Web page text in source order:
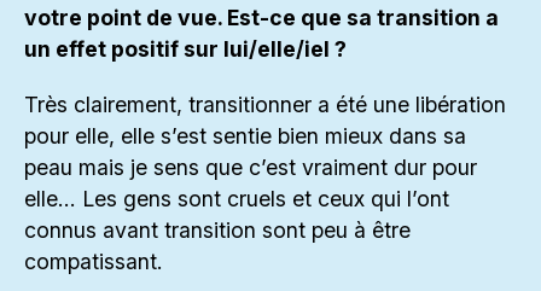
votre point de vue. Est-ce que sa transition a
un effet positif sur lui/elle/iel ?
Très clairement, transitionner a été une libération
pour elle, elle s’est sentie bien mieux dans sa
peau mais je sens que c’est vraiment dur pour
elle… Les gens sont cruels et ceux qui l’ont
connus avant transition sont peu à être
compatissant.